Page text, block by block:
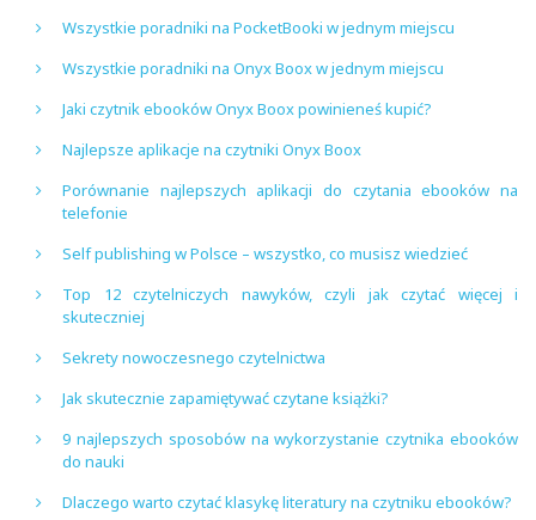
Wszystkie poradniki na PocketBooki w jednym miejscu
Wszystkie poradniki na Onyx Boox w jednym miejscu
Jaki czytnik ebooków Onyx Boox powinieneś kupić?
Najlepsze aplikacje na czytniki Onyx Boox
Porównanie najlepszych aplikacji do czytania ebooków na
telefonie
Self publishing w Polsce – wszystko, co musisz wiedzieć
Top 12 czytelniczych nawyków, czyli jak czytać więcej i
skuteczniej
Sekrety nowoczesnego czytelnictwa
Jak skutecznie zapamiętywać czytane książki?
9 najlepszych sposobów na wykorzystanie czytnika ebooków
do nauki
Dlaczego warto czytać klasykę literatury na czytniku ebooków?